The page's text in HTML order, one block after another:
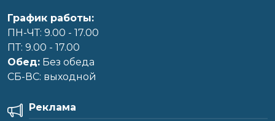
График работы:
ПН-ЧТ: 9.00 - 17.00
ПТ: 9.00 - 17.00
Обед: Без обеда
CБ-ВС: выходной
Реклама